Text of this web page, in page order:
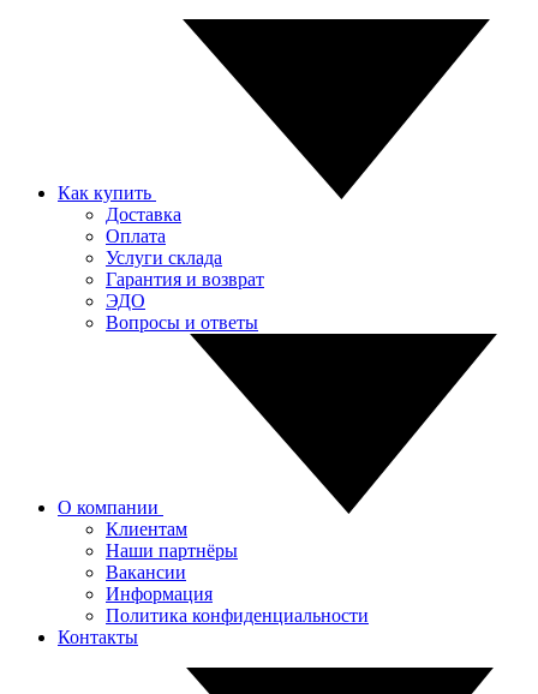
Как купить
Доставка
Оплата
Услуги склада
Гарантия и возврат
ЭДО
Вопросы и ответы
О компании
Клиентам
Наши партнёры
Вакансии
Информация
Политика конфиденциальности
Контакты